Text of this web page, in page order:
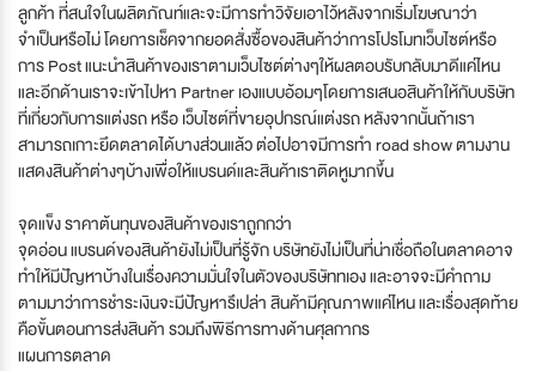
ลูกค้า ที่สนใจในผลิตภัณท์และจะมีการทำวิจัยเอาไว้หลังจากเริ่มโฆษณาว่า
จำเป็นหรือไม่ โดยการเช็คจากยอดสั่งซื้อของสินค้าว่าการโปรโมทเว็บไซต์หรือ
การ Post แนะนำสินค้าของเราตามเว็บไซต์ต่างๆให้ผลตอบรับกลับมาดีแค่ไหน
และอีกด้านเราจะเข้าไปหา Partner เองแบบอ้อมๆโดยการเสนอสินค้าให้กับบริษัท
ที่เกี่ยวกับการแต่งรถ หรือ เว็บไซต์ที่ขายอุปกรณ์แต่งรถ หลังจากนั้นถ้าเรา
สามารถเกาะยึดตลาดได้บางส่วนแล้ว ต่อไปอาจมีการทำ road show ตามงาน
แสดงสินค้าต่างๆบ้างเพื่อให้แบรนด์และสินค้าเราติดหูมากขึ้น
จุดแข็ง ราคาต้นทุนของสินค้าของเราถูกกว่า
จุดอ่อน แบรนด์ของสินค้ายังไม่เป็นที่รู้จัก บริษัทยังไม่เป็นที่น่าเชื่อถือในตลาดอาจ
ทำให้มีปัญหาบ้างในเรื่องความมั่นใจในตัวของบริษัททเอง และอาจจะมีคำถาม
ตามมาว่าการชำระเงินจะมีปัญหารึเปล่า สินค้ามีคุณภาพแค่ไหน และเรื่องสุดท้าย
คือขั้นตอนการส่งสินค้า รวมถึงพิธีการทางด้านศุลกากร
แผนการตลาด